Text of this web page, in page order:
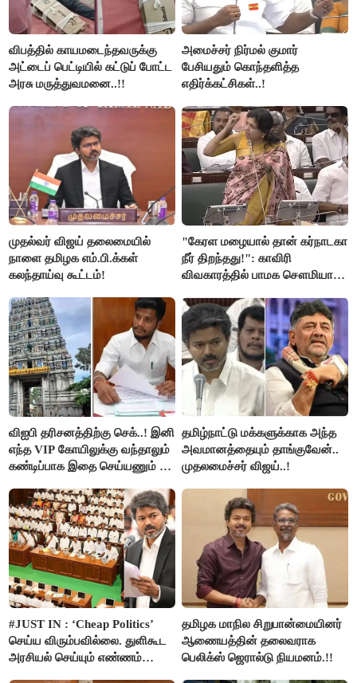
விபத்தில் காயமடைந்தவருக்கு
அட்டைப் பெட்டியில் கட்டுப் போட்ட
அரசு மருத்துவமனை..!!
அமைச்சர் நிர்மல் குமார்
பேசியதும் கொந்தளித்த
எதிர்க்கட்சிகள்..!
முதல்வர் விஜய் தலைமையில்
நாளை தமிழக எம்.பி.க்கள்
கலந்தாய்வு கூட்டம்!
"கேரள மழையால் தான் கர்நாடகா
நீர் திறந்தது!": காவிரி
விவகாரத்தில் பாமக சௌமியா
விஐபி தரிசனத்திற்கு செக்..! இனி
எந்த VIP கோயிலுக்கு வந்தாலும்
கண்டிப்பாக இதை செய்யணும் -
தமிழ்நாட்டு மக்களுக்காக அந்த
அவமானத்தையும் தாங்குவேன்..
முதலமைச்சர் விஜய்..!
#JUST IN : ‘Cheap Politics’
செய்ய விரும்பவில்லை. துளிகூட
அரசியல் செய்யும் எண்ணம்
தமிழக மாநில சிறுபான்மையினர்
ஆணையத்தின் தலைவராக
பெலிக்ஸ் ஜெரால்டு நியமனம்.!!